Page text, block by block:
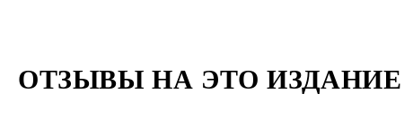
ОТЗЫВЫ НА ЭТО ИЗДАНИЕ